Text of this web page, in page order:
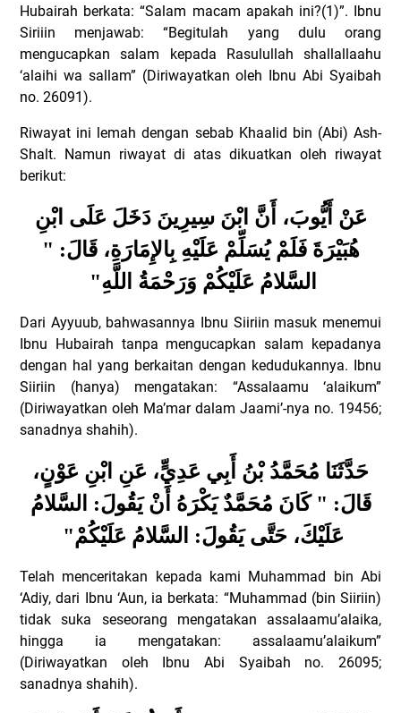
Hubairah berkata: “Salam macam apakah ini?(1)”. Ibnu
Siriiin menjawab: “Begitulah yang dulu orang
mengucapkan salam kepada Rasulullah shallallaahu
‘alaihi wa sallam” (Diriwayatkan oleh Ibnu Abi Syaibah
no. 26091).
Riwayat ini lemah dengan sebab Khaalid bin (Abi) Ash-
Shalt. Namun riwayat di atas dikuatkan oleh riwayat
berikut:
عَنْ أَيُّوبَ، أَنَّ ابْنَ سِيرِينَ دَخَلَ عَلَى ابْنِ
هُبَيْرَةَ فَلَمْ يُسَلِّمْ عَلَيْهِ بِالإِمَارَةِ، قَالَ: "
السَّلامُ عَلَيْكُمْ وَرَحْمَةُ اللَّهِ"
Dari Ayyuub, bahwasannya Ibnu Siiriin masuk menemui
Ibnu Hubairah tanpa mengucapkan salam kepadanya
dengan hal yang berkaitan dengan kedudukannya. Ibnu
Siiriin (hanya) mengatakan: “Assalaamu ‘alaikum”
(Diriwayatkan oleh Ma’mar dalam Jaami’-nya no. 19456;
sanadnya shahih).
حَدَّثَنَا مُحَمَّدُ بْنُ أَبِي عَدِيٍّ، عَنِ ابْنِ عَوْنٍ،
قَالَ: " كَانَ مُحَمَّدٌ يَكْرَهُ أَنْ يَقُولَ: السَّلامُ
عَلَيْكَ، حَتَّى يَقُولَ: السَّلامُ عَلَيْكُمْ"
Telah menceritakan kepada kami Muhammad bin Abi
‘Adiy, dari Ibnu ‘Aun, ia berkata: “Muhammad (bin Siiriin)
tidak suka seseorang mengatakan assalaamu’alaika,
hingga ia mengatakan: assalaamu’alaikum”
(Diriwayatkan oleh Ibnu Abi Syaibah no. 26095;
sanadnya shahih).